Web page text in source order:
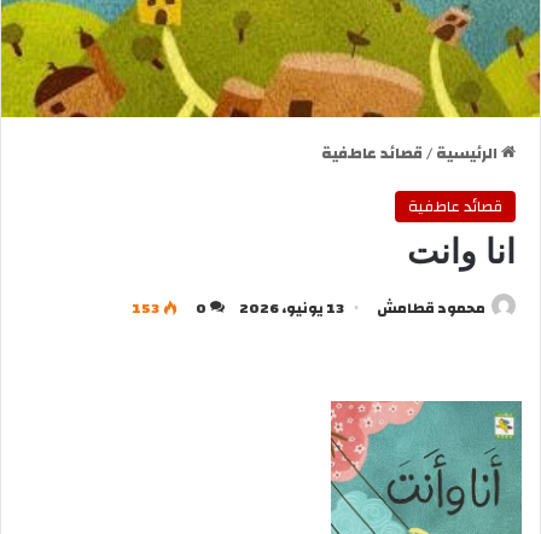
الرئيسية/قصائد عاطفية
قصائد عاطفية
انا وانت
محمود قطامش 13 يونيو، 2026 0
153